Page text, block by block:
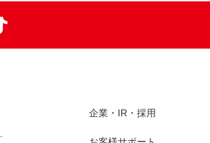
企業・IR・採用